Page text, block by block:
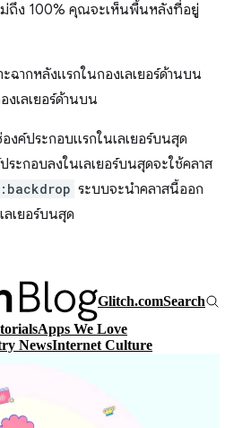
ถึง 100% คุณจะเห็นพื้นหลังที่อยู่
ฉากหลังแรกในกองเลเยอร์ด้านบน
งเลเยอร์ด้านบน
งค์ประกอบแรกในเลเยอร์บนสุด
ระกอบลงในเลเยอร์บนสุดจะใช้คลาส
ระบบจะนำคลาสนี้ออก
ลเยอร์บนสุด